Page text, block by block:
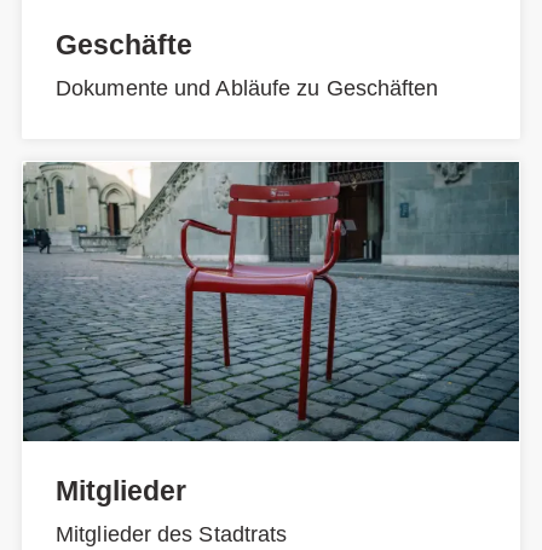
Geschäfte
Dokumente und Abläufe zu Geschäften
Mitglieder
Mitglieder des Stadtrats